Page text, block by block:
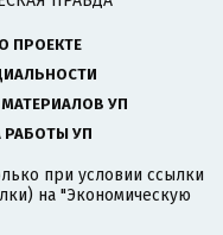
О ПРОЕКТЕ
УП
УП
при условии ссылки
на "Экономическую